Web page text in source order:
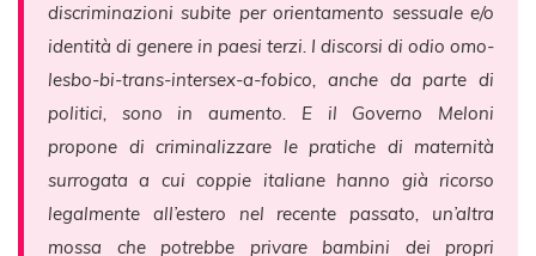
discriminazioni subite per orientamento sessuale e/o
identità di genere in paesi terzi. I discorsi di odio omo-
lesbo-bi-trans-intersex-a-fobico, anche da parte di
politici, sono in aumento. E il Governo Meloni
propone di criminalizzare le pratiche di maternità
surrogata a cui coppie italiane hanno già ricorso
legalmente all’estero nel recente passato, un’altra
mossa che potrebbe privare bambini dei propri